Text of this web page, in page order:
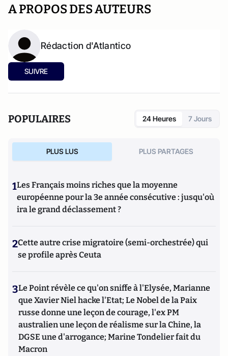
A PROPOS DES AUTEURS
Rédaction d'Atlantico
SUIVRE
POPULAIRES 24 Heures 7 Jours
PLUS LUS PLUS PARTAGES
1Les Français moins riches que la moyenne
européenne pour la 3e année consécutive : jusqu'où
ira le grand déclassement ?
2Cette autre crise migratoire (semi-orchestrée) qui
se profile après Ceuta
3Le Point révèle ce qu'on sniffe à l'Elysée, Marianne
que Xavier Niel hacke l'Etat; Le Nobel de la Paix
russe donne une leçon de courage, l'ex PM
australien une leçon de réalisme sur la Chine, la
DGSE une d'arrogance; Marine Tondelier fait du
Macron